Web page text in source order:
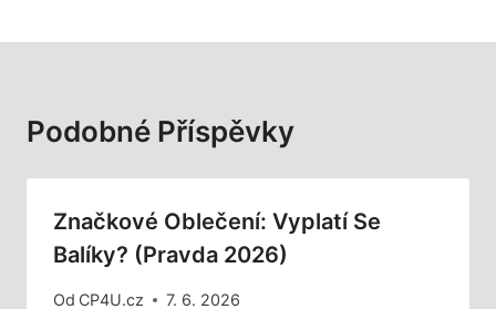
Podobné Příspěvky
Značkové Oblečení: Vyplatí Se
Balíky? (Pravda 2026)
Od CP4U.cz 7. 6. 2026